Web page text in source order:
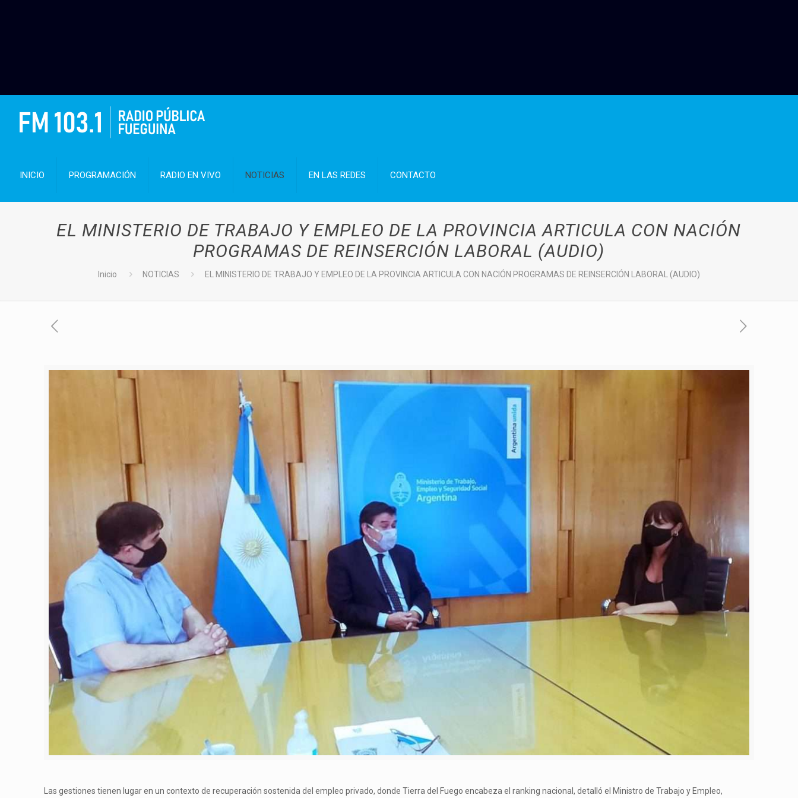
INICIO PROGRAMACIÓN RADIO EN VIVO NOTICIAS EN LAS REDES CONTACTO
EL MINISTERIO DE TRABAJO Y EMPLEO DE LA PROVINCIA ARTICULA CON NACIÓN
PROGRAMAS DE REINSERCIÓN LABORAL (AUDIO)
Inicio NOTICIAS EL MINISTERIO DE TRABAJO Y EMPLEO DE LA PROVINCIA ARTICULA CON NACIÓN PROGRAMAS DE REINSERCIÓN LABORAL (AUDIO)
Las gestiones tienen lugar en un contexto de recuperación sostenida del empleo privado, donde Tierra del Fuego encabeza el ranking nacional, detalló el Ministro de Trabajo y Empleo,